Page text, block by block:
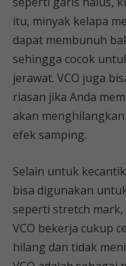
itu, minyak kelapa
dapat membunuh
sehingga cocok
jerawat. VCO juga
riasan jika Anda
akan
efek samping.
Selain untuk
bisa digunakan
seperti stretch
VCO bekerja cukup
hilang dan tidak